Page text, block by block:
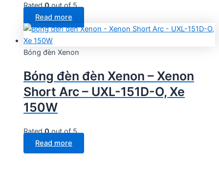
Rated0out of 5
Read more
Bóng đèn Xenon
Bóng đèn đèn Xenon – Xenon
Short Arc – UXL-151D-O, Xe
150W
Rated0out of 5
Read more